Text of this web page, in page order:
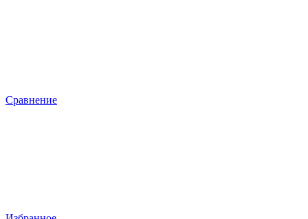
Сравнение